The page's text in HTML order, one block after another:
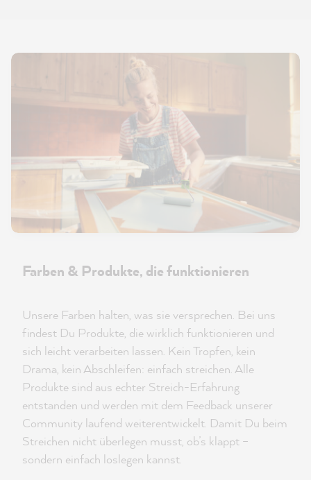
Farben & Produkte, die funktionieren
Unsere Farben halten, was sie versprechen. Bei uns
findest Du Produkte, die wirklich funktionieren und
sich leicht verarbeiten lassen. Kein Tropfen, kein
Drama, kein Abschleifen: einfach streichen. Alle
Produkte sind aus echter Streich-Erfahrung
entstanden und werden mit dem Feedback unserer
Community laufend weiterentwickelt. Damit Du beim
Streichen nicht überlegen musst, ob’s klappt –
sondern einfach loslegen kannst.